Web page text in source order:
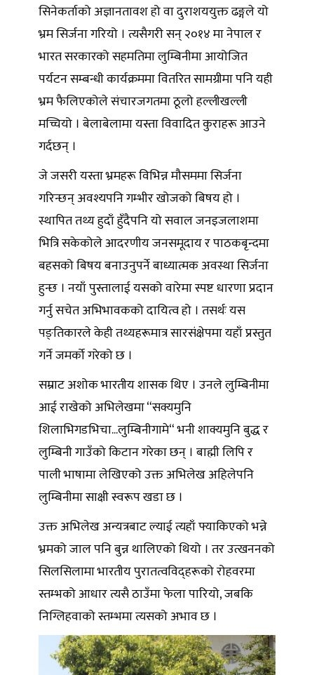
सिनेकर्ताको अज्ञानतावश हो वा दुराशययुक्त ढङ्गले यो
भ्रम सिर्जना गरियो । त्यसैगरी सन् २०१४ मा नेपाल र
भारत सरकारको सहमतिमा लुम्बिनीमा आयोजित
पर्यटन सम्बन्धी कार्यक्रममा वितरित सामग्रीमा पनि यही
भ्रम फैलिएकोले संचारजगतमा ठूलो हल्लीखल्ली
मच्चियो । बेलाबेलामा यस्ता विवादित कुराहरू आउने
गर्दछन् ।
जे जसरी यस्ता भ्रमहरू विभिन्न मौसममा सिर्जना
गरिन्छन् अवश्यपनि गम्भीर खोजको बिषय हो ।
स्थापित तथ्य हुदाँ हुँदैपनि यो सवाल जनइजलाशमा
भित्रि सकेकोले आदरणीय जनसमूदाय र पाठकबृन्दमा
बहसको बिषय बनाउनुपर्ने बाध्यात्मक अवस्था सिर्जना
हुन्छ । नयाँ पुस्तालाई यसको वारेमा स्पष्ट धारणा प्रदान
गर्नु सचेत अभिभावकको दायित्व हो । तसर्थः यस
पङ्तिकारले केही तथ्यहरूमात्र सारसंक्षेपमा यहाँ प्रस्तुत
गर्ने जमर्को गरेको छ ।
सम्राट अशोक भारतीय शासक थिए । उनले लुम्बिनीमा
आई राखेको अभिलेखमा “सक्यमुनि
शिलाभिगडभिचा...लुम्बिनीगामे“ भनी शाक्यमुनि बुद्ध र
लुम्बिनी गाउँको किटान गरेका छन् । बाह्मी लिपि र
पाली भाषामा लेखिएको उक्त अभिलेख अहिलेपनि
लुम्बिनीमा साक्षी स्वरूप खडा छ ।
उक्त अभिलेख अन्यत्रबाट ल्याई त्यहाँ फ्याकिएको भन्ने
भ्रमको जाल पनि बुन्न थालिएको थियो । तर उत्खननको
सिलसिलामा भारतीय पुरातत्वविद्हरूको रोहवरमा
स्तम्भको आधार त्यसै ठाउँमा फेला पारियो, जबकि
निग्लिहवाको स्तम्भमा त्यसको अभाव छ ।